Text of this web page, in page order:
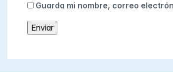
Guarda mi nombre, correo